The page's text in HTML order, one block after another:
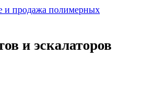
и эскалаторов